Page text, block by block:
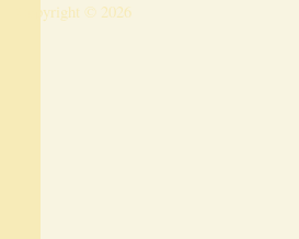
Copyright © 2026